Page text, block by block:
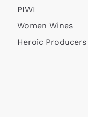
PIWI
Women Wines
Heroic Producers